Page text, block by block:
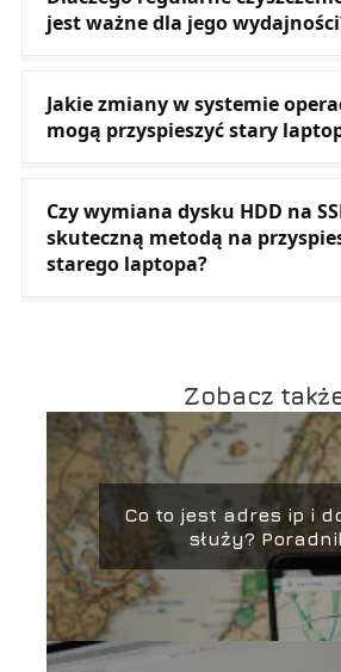
jest ważne dla jego
Jakie zmiany w systemie
mogą przyspieszyć stary
Czy wymiana dysku HDD na
skuteczną metodą na
starego laptopa?
Zobacz
Co to jest adres ip i
służy?